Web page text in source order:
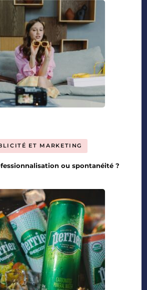
ET MARKETING
ou spontanéité ?